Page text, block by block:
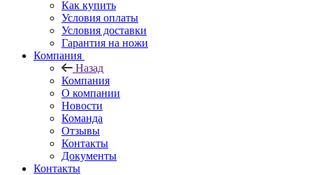
Как купить
Условия оплаты
Условия доставки
Гарантия на ножи
Компания
Назад
Компания
О компании
Новости
Команда
Отзывы
Контакты
Документы
Контакты